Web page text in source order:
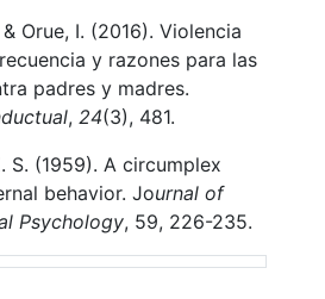
Orue, I. (2016). Violencia
y razones para las
padres y madres.
, 24(3), 481.
S. (1959). A circumplex
behavior. Journal of
Psychology, 59, 226-235.